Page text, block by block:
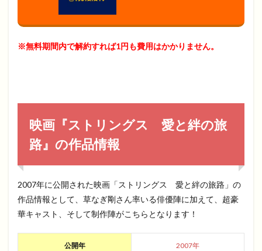
※無料期間内で解約すれば1円も費用はかかりません。
映画『ストリングス 愛と絆の旅
路』の作品情報
2007年に公開された映画「ストリングス 愛と絆の旅路」の
作品情報として、草なぎ剛さん率いる俳優陣に加えて、超豪
華キャスト、そして制作陣がこちらとなります！
公開年 2007年